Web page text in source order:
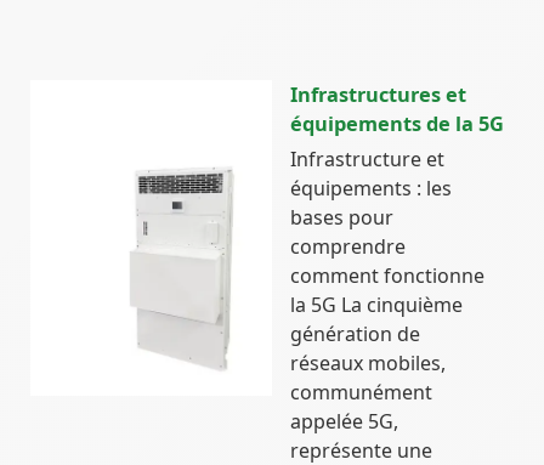
Infrastructures et
équipements de la 5G
Infrastructure et
équipements : les
bases pour
comprendre
comment fonctionne
la 5G La cinquième
génération de
réseaux mobiles,
communément
appelée 5G,
représente une